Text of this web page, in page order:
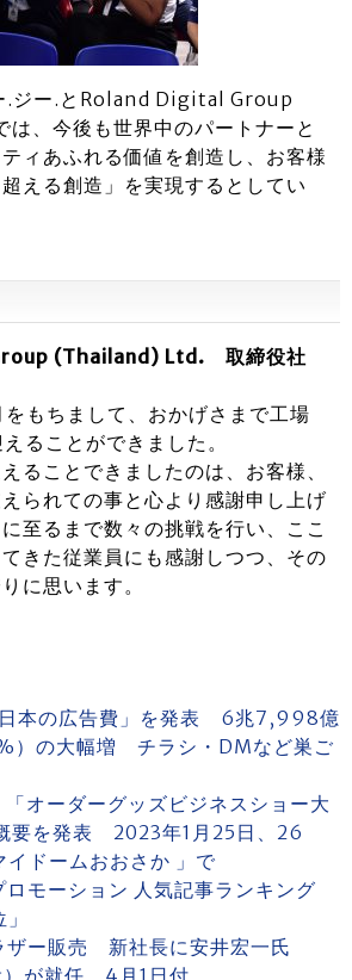
.ジー.とRoland Digital Group
、今後も世界中のパートナーと
ィあふれる価値を創造し、お客様
える創造」を実現するとしてい
(Thailand) Ltd. 取締役社
もちまして、おかげさまで工場
ることができました。
ることできましたのは、お客様、
られての事と心より感謝申し上げ
至るまで数々の挑戦を行い、ここ
きた従業員にも感謝しつつ、その
に思います。
本の広告費」を発表 6兆7,998億
）の大幅増 チラシ・DMなど巣ご
オーダーグッズビジネスショー大
要を発表 2023年1月25日、26
イドームおおさか 」で
ロモーション 人気記事ランキング
ザー販売 新社長に安井宏一氏
）が就任 4月1日付